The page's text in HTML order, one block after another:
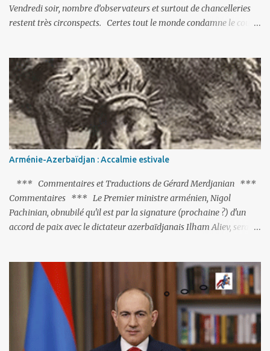
Vendredi soir, nombre d’observateurs et surtout de chancelleries
restent très circonspects. Certes tout le monde condamne le coup
actions menées par le président Erdoğan, et pour certains sur la
réalisation du putsch lui-même.
Arménie-Azerbaïdjan : Accalmie estivale
*** Commentaires et Traductions de Gérard Merdjanian ***
Commentaires *** Le Premier ministre arménien, Nigol
Pachinian, obnubilé qu'il est par la signature (prochaine ?) d'un
accord de paix avec le dictateur azerbaïdjanais Ilham Aliev, serait
C'est hélas fort peu probable ; l'Histoire ou la Littérature ne sont
pas ses points forts, pas plus d'ailleurs que les négociations avec le
tandem turco-azéri. Faisant fi de tout ce qui précède la chute de
l'URSS, il est exclusivement intéressé par ce qu'il nomme «
l'Arménie réelle ». Même les trois présidents qu'ils l'ont précédés ne
trouvent pas grâce à ses yeux, les traitant de tous les noms, avant